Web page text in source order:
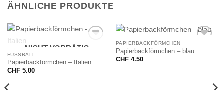
ÄHNLICHE PRODUKTE
NICHT VORRÄTIG
FUSSBALL
Papierbackförmchen – Italien
CHF5.00
PAPIERBACKFÖRMCHEN
Papierbackförmchen – blau
CHF4.50